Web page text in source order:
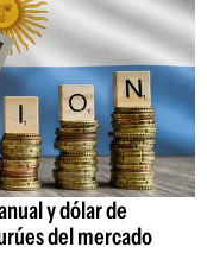
y dólar de
del mercado